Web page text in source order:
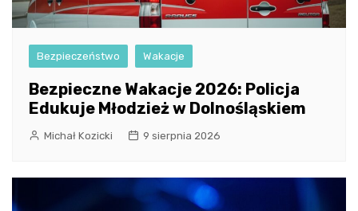
Bezpieczeństwo Wakacje
Bezpieczne Wakacje 2026: Policja
Edukuje Młodzież w Dolnośląskiem
Michał Kozicki 9 sierpnia 2026